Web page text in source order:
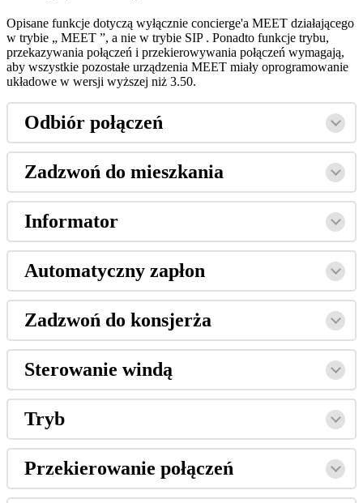
Opisane funkcje dotyczą wyłącznie concierge'a MEET działającego
w trybie „ MEET ”, a nie w trybie SIP . Ponadto funkcje trybu,
przekazywania połączeń i przekierowywania połączeń wymagają,
aby wszystkie pozostałe urządzenia MEET miały oprogramowanie
układowe w wersji wyższej niż 3.50.
Odbiór połączeń
Zadzwoń do mieszkania
Informator
Automatyczny zapłon
Zadzwoń do konsjerża
Sterowanie windą
Tryb
Przekierowanie połączeń